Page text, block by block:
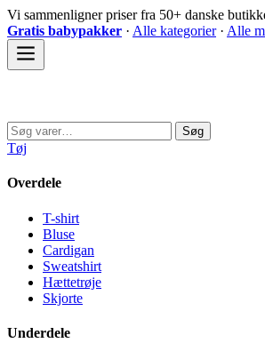
Spring
til
indhold
Vi sammenligner priser fra 50+ danske
Gratis babypakker · Alle kategorier· Alle
Søg
efter:
Søg
Tøj
Overdele
T-shirt
Bluse
Cardigan
Sweatshirt
Hættetrøje
Skjorte
Underdele